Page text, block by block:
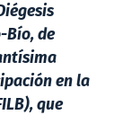
Bío, de
en la
que